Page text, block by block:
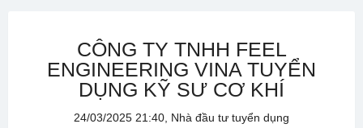
CÔNG TY TNHH FEEL
ENGINEERING VINA TUYỂN
DỤNG KỸ SƯ CƠ KHÍ
24/03/2025 21:40, Nhà đầu tư tuyển dụng